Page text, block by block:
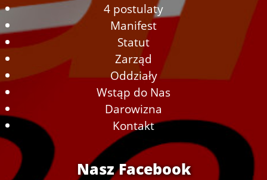
4 postulaty
Manifest
Statut
Zarząd
Oddziały
Wstąp do Nas
Darowizna
Kontakt
Nasz Facebook